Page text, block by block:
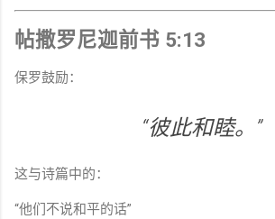
帖撒罗尼迦前书 5:13
保罗鼓励：
“彼此和睦。”
这与诗篇中的：
“他们不说和平的话”